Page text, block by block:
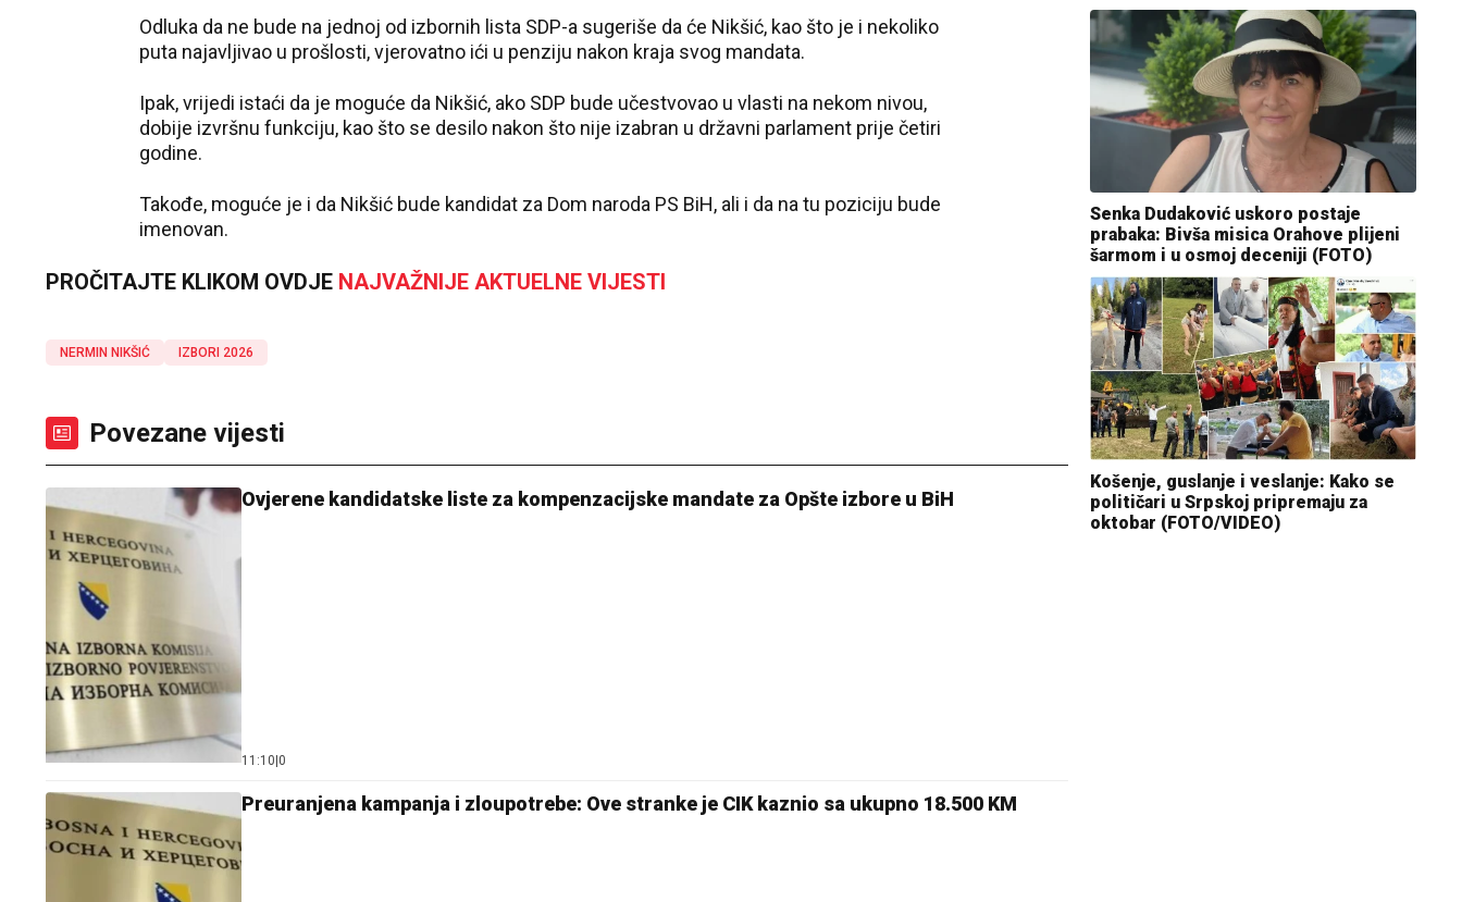
Odluka da ne bude na jednoj od izbornih lista SDP-a sugeriše da će Nikšić, kao što je i nekoliko
puta najavljivao u prošlosti, vjerovatno ići u penziju nakon kraja svog mandata.
Ipak, vrijedi istaći da je moguće da Nikšić, ako SDP bude učestvovao u vlasti na nekom nivou,
dobije izvršnu funkciju, kao što se desilo nakon što nije izabran u državni parlament prije četiri
godine.
Takođe, moguće je i da Nikšić bude kandidat za Dom naroda PS BiH, ali i da na tu poziciju bude
imenovan.
PROČITAJTE KLIKOM OVDJE NAJVAŽNIJE AKTUELNE VIJESTI
NERMIN NIKŠIĆ IZBORI 2026
Povezane vijesti
Ovjerene kandidatske liste za kompenzacijske mandate za Opšte izbore u BiH
11:10 0
Preuranjena kampanja i zloupotrebe: Ove stranke je CIK kaznio sa ukupno 18.500 KM
Senka Dudaković uskoro postaje
prabaka: Bivša misica Orahove plijeni
šarmom i u osmoj deceniji (FOTO)
Košenje, guslanje i veslanje: Kako se
političari u Srpskoj pripremaju za
oktobar (FOTO/VIDEO)